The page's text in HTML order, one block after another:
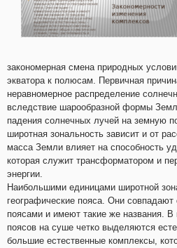
закономерная смена природных
экватора к полюсам. Первичная
неравномерное распределение
вследствие шарообразной формы
падения солнечных лучей на земную
широтная зональность зависит и от
масса Земли влияет на способность
которая служит трансформатором и
энергии.
Наибольшими единицами широтной
географические пояса. Они совпадают
поясами и имеют такие же названия. В
поясов на суше четко выделяются
большие естественные комплексы,